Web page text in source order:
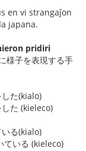
en vi strangaĵon
japana.
pridiri
様子を表現する手
た(kialo)
た (kieleco)
る(kialo)
ている (kieleco)